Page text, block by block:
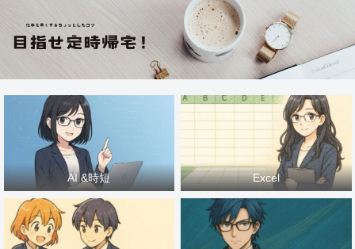
AI &時短 Excel